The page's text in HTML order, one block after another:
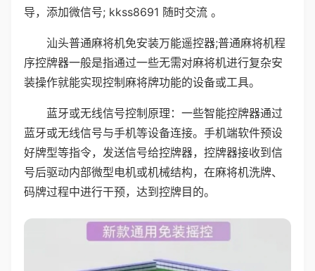
导，添加微信号; kkss8691 随时交流 。
汕头普通麻将机免安装万能遥控器;普通麻将机程
序控牌器一般是指通过一些无需对麻将机进行复杂安
装操作就能实现控制麻将牌功能的设备或工具。
蓝牙或无线信号控制原理：一些智能控牌器通过
蓝牙或无线信号与手机等设备连接。手机端软件预设
好牌型等指令，发送信号给控牌器，控牌器接收到信
号后驱动内部微型电机或机械结构，在麻将机洗牌、
码牌过程中进行干预，达到控牌目的。